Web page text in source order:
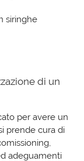
siringhe
di un
per avere un
prende cura di
adeguamenti